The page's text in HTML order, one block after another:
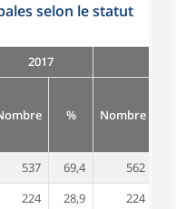
selon le statut
2017
% Nombre
537 69,4 562
224 28,9 224